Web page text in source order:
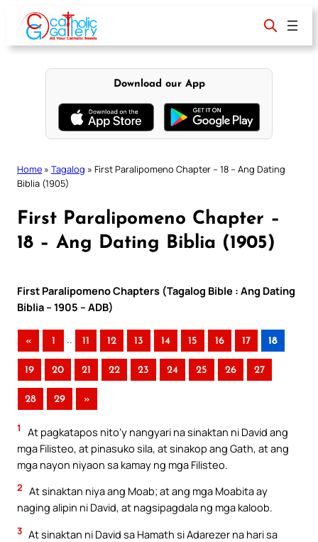
content
Download our App
Home » Tagalog » First Paralipomeno Chapter – 18 – Ang Dating
Biblia (1905)
First Paralipomeno Chapter –
18 – Ang Dating Biblia (1905)
First Paralipomeno Chapters (Tagalog Bible : Ang Dating
Biblia – 1905 – ADB)
« 1 .. 11 12 13 14 15 16 17 18
19 20 21 22 23 24 25 26 27
28 29 »
1
At pagkatapos nito’y nangyari na sinaktan ni David ang
mga Filisteo, at pinasuko sila, at sinakop ang Gath, at ang
mga nayon niyaon sa kamay ng mga Filisteo.
2 At sinaktan niya ang Moab; at ang mga Moabita ay
naging alipin ni David, at nagsipagdala ng mga kaloob.
3 At sinaktan ni David sa Hamath si Adarezer na hari sa